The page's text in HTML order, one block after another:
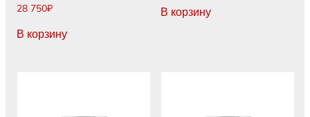
28 750₽
В корзину
В корзину